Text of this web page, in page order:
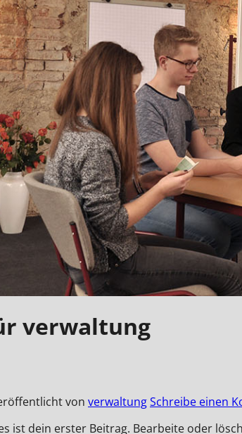
verwaltung
von verwaltungSchreibe einen
ist dein erster Beitrag. Bearbeite oder